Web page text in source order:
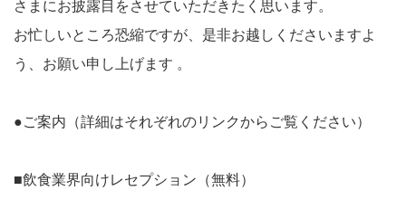
さまにお披露目をさせていただきたく思います。
お忙しいところ恐縮ですが、是非お越しくださいますよ
う、お願い申し上げます 。
●ご案内（詳細はそれぞれのリンクからご覧ください）
■飲食業界向けレセプション（無料）